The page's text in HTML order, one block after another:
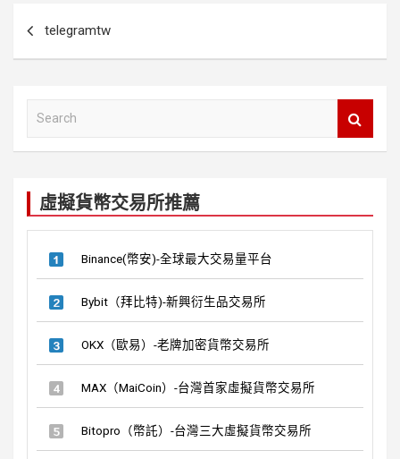
o
telegramtw
虛擬貨幣交易所推薦
Binance(幣安)-全球最大交易量平台
Bybit（拜比特)-新興衍生品交易所
OKX（歐易）-老牌加密貨幣交易所
MAX（MaiCoin）-台灣首家虛擬貨幣交易所
Bitopro（幣託）-台灣三大虛擬貨幣交易所